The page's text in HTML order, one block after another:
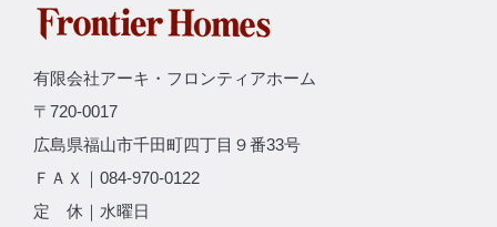
有限会社アーキ・フロンティアホーム
〒720-0017
広島県福山市千田町四丁目９番33号
ＦＡＸ｜084-970-0122
定 休｜水曜日